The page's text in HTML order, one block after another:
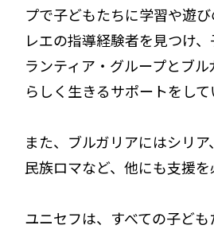
プで子どもたちに学習や遊
レエの指導経験者を見つけ
ランティア・グループとブ
らしく生きるサポートをして
また、ブルガリアにはシリ
民族ロマなど、他にも支援
ユニセフは、すべての子ど